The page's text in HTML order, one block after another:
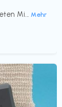
Mi... Mehr